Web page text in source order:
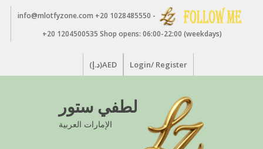
info@mlotfyzone.com +20 1028485550 -
+20 1204500535 Shop opens: 06:00-22:00 (weekdays)
Login/ Register AED(د.إ)
لطفي ستور
الإمارات العربية